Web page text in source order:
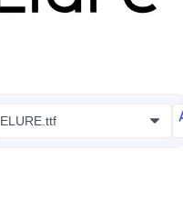
ELURE.ttf